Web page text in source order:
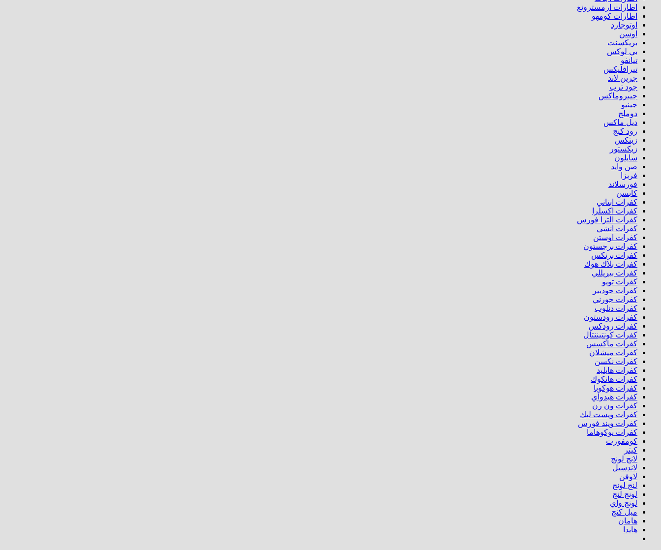
اطارات ارمسترونغ
اطارات كومهو​
اوتوجارد
اوسن
بريكسنت
بي لوكس
تيانفو
تيرافليكس
جرين لاند
جود ترب
جيبروماكس
جينيو
دوملج
ديل ماكس
رود كنج
زيتكس
زيكستور
سايلون
صن وايد
فريزا
فورسلاند
كابسن
كفرات ابتاني
كفرات اكسلرا
كفرات الترا فورس
كفرات انشي
كفرات اوستن
كفرات برجستون
كفرات برنكس
كفرات بلاك هوك
كفرات بيريللي
كفرات تويو
كفرات جوديير
كفرات جورني
كفرات دنلوب
كفرات رودستون
كفرات رودكس
كفرات كونتيننتال
كفرات ماكسس
كفرات ميشلان
كفرات نكسن
كفرات هابليد
كفرات هانكوك
كفرات هوكوبا
كفرات هيدواي
كفرات ون رن
كفرات ويست ليك
كفرات ويند فورس
كفرات يوكوهاما
كومفورت
كيتر
لانج لونج
لاندسيل
لاوفن
لنج لونج
لونج لنج
لونج واي
ميل كنج
هامان
هايدا